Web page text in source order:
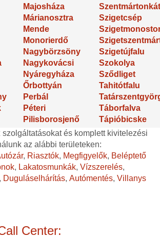
Majosháza
Márianosztra
Mende
Monorierdő
Nagybörzsöny
Nagykovácsi
Nyáregyháza
Őrbottyán
Perbál
Péteri
Pilisborosjenő
Szigetcsép
Szigetújfalu
Szokolya
Sződliget
Tahitótfalu
Táborfalva
Tápióbicske
szolgáltatásokat és komplett kivitelezési
az alábbi területeken:
, Riasztók, Megfigyelők, Beléptető
, Lakatosmunkák, Vízszerelés,
Duguláselhárítás, Autómentés, Villanys
Center: